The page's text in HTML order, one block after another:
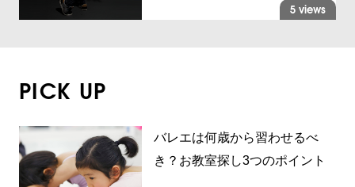
5 views
PICK UP
バレエは何歳から習わせるべ
き？お教室探し3つのポイント